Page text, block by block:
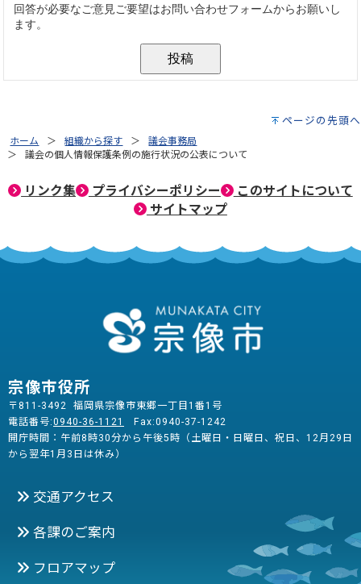
ページの先頭へ
ホーム 組織から探す
議会事務局
議会の個人情報保護条例の施行状況の公表について
リンク集 プライバシーポリシー
このサイトについて
サイトマップ
宗像市役所
〒811-3492 福岡県宗像市東郷一丁目1番1号
電話番号:0940-36-1121
Fax:0940-37-1242
開庁時間：午前8時30分から午後5時（土曜日・日曜日、祝日、12月29日
から翌年1月3日は休み）
交通アクセス
各課のご案内
フロアマップ